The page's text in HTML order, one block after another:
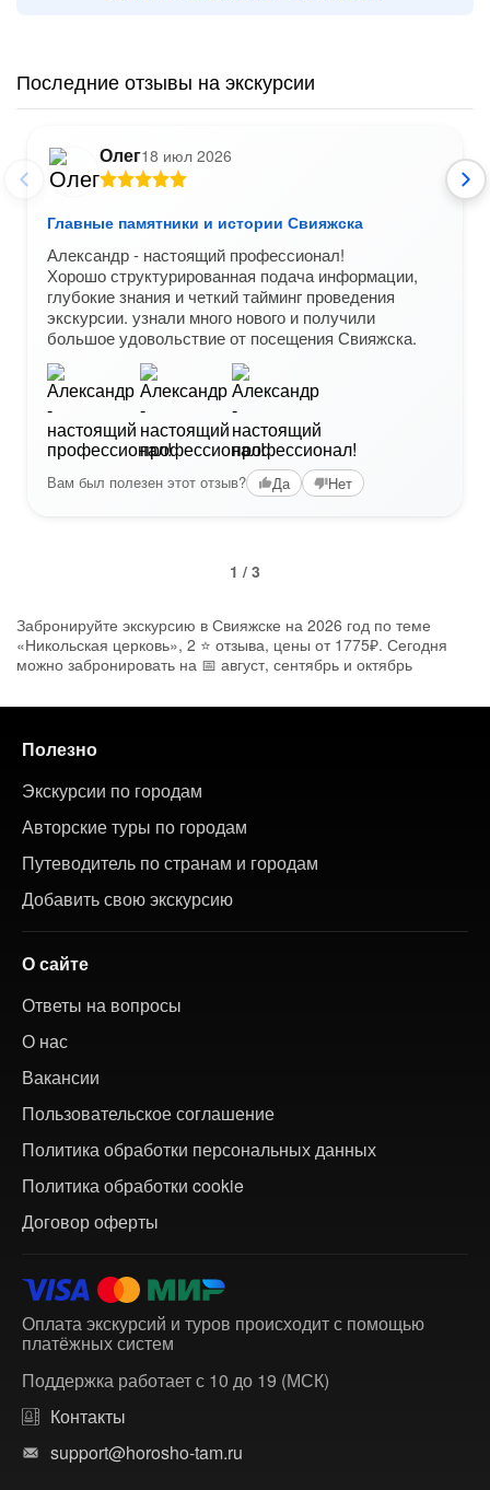
Последние отзывы на экскурсии
Олег18 июл 2026
Главные памятники и истории Свияжска
Александр - настоящий профессионал!
Хорошо структурированная подача информации,
глубокие знания и четкий тайминг проведения
экскурсии. узнали много нового и получили
большое удовольствие от посещения Свияжска.
Вам был полезен этот отзыв? Да Нет
1 / 3
Забронируйте экскурсию в Свияжске на 2026 год по теме
«Никольская церковь», 2 ⭐ отзыва, цены от 1775₽. Сегодня
можно забронировать на 📅 август, сентябрь и октябрь
Полезно
Экскурсии по городам
Авторские туры по городам
Путеводитель по странам и городам
Добавить свою экскурсию
О сайте
Ответы на вопросы
О нас
Вакансии
Пользовательское соглашение
Политика обработки персональных данных
Политика обработки cookie
Договор оферты
Оплата экскурсий и туров происходит с помощью
платёжных систем
Поддержка работает с 10 до 19 (МСК)
Контакты
support@horosho-tam.ru